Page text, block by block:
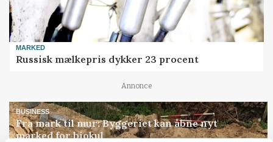
MARKED
Russisk mælkepris dykker 23 procent
Annonce
BUSINESS
Fra mark til mur: Byggeriet kan åbne nyt
marked for biokul